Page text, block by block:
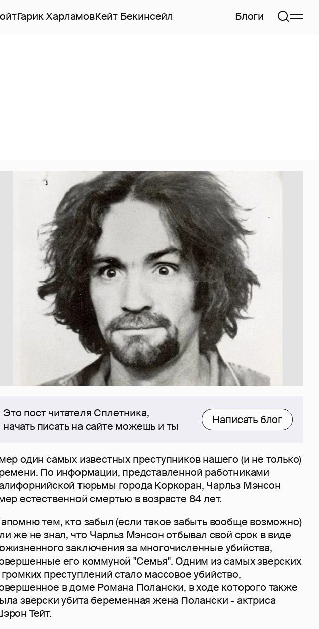
Гарик ХарламовКейт Бекинсейл Блоги
Это пост читателя Сплетника,
начать писать на сайте можешь и ты
Написать блог
один самых известных преступников нашего (и не только)
По информации, представленной работниками
тюрьмы города Коркоран, Чарльз Мэнсон
естественной смертью в возрасте 84 лет.
тем, кто забыл (если такое забыть вообще возможно)
же не знал, что Чарльз Мэнсон отбывал свой срок в виде
заключения за многочисленные убийства,
его коммуной "Семья". Одним из самых зверских
преступлений стало массовое убийство,
в доме Романа Полански, в ходе которого также
зверски убита беременная жена Полански - актриса
Тейт.